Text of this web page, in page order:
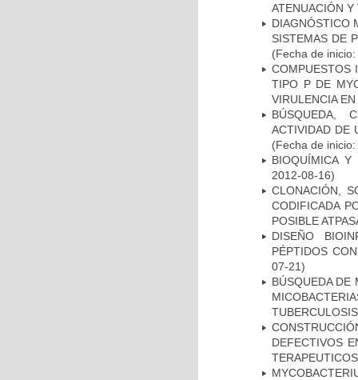
ATENUACIÓN Y
DIAGNÓSTICO
SISTEMAS DE
(Fecha de
COMPUESTOS
TIPO P DE
VIRULENCIA
BÚSQUEDA,
ACTIVIDAD DE
(Fecha de
BIOQUÍMICA Y
2012-08-16)
CLONACIÓN,
CODIFICADA
POSIBLE
DISEÑO
PÉPTIDOS
07-21)
BÚSQUEDA DE
DEFECTIVOS